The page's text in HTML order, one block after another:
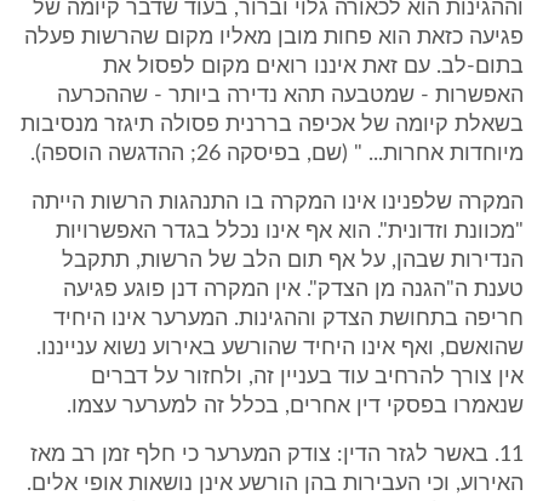
וההגינות הוא לכאורה גלוי וברור, בעוד שדבר קיומה של
פגיעה כזאת הוא פחות מובן מאליו מקום שהרשות פעלה
בתום-לב. עם זאת איננו רואים מקום לפסול את
האפשרות - שמטבעה תהא נדירה ביותר - שההכרעה
בשאלת קיומה של אכיפה בררנית פסולה תיגזר מנסיבות
מיוחדות אחרות... " (שם, בפיסקה 26; ההדגשה הוספה).
המקרה שלפנינו אינו המקרה בו התנהגות הרשות הייתה
"מכוונת וזדונית". הוא אף אינו נכלל בגדר האפשרויות
הנדירות שבהן, על אף תום הלב של הרשות, תתקבל
טענת ה"הגנה מן הצדק". אין המקרה דנן פוגע פגיעה
חריפה בתחושת הצדק וההגינות. המערער אינו היחיד
שהואשם, ואף אינו היחיד שהורשע באירוע נשוא ענייננו.
אין צורך להרחיב עוד בעניין זה, ולחזור על דברים
שנאמרו בפסקי דין אחרים, בכלל זה למערער עצמו.
11. באשר לגזר הדין: צודק המערער כי חלף זמן רב מאז
האירוע, וכי העבירות בהן הורשע אינן נושאות אופי אלים.